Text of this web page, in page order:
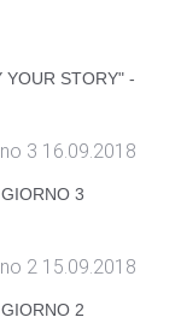
YOUR STORY" -
3
2